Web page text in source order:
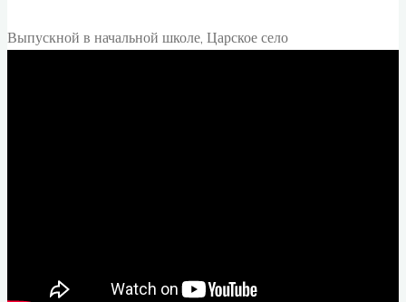
Выпускной в начальной школе, Царское село